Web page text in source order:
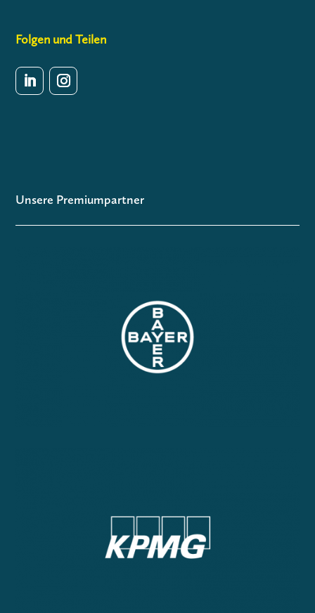
Folgen und Teilen
Unsere Premiumpartner